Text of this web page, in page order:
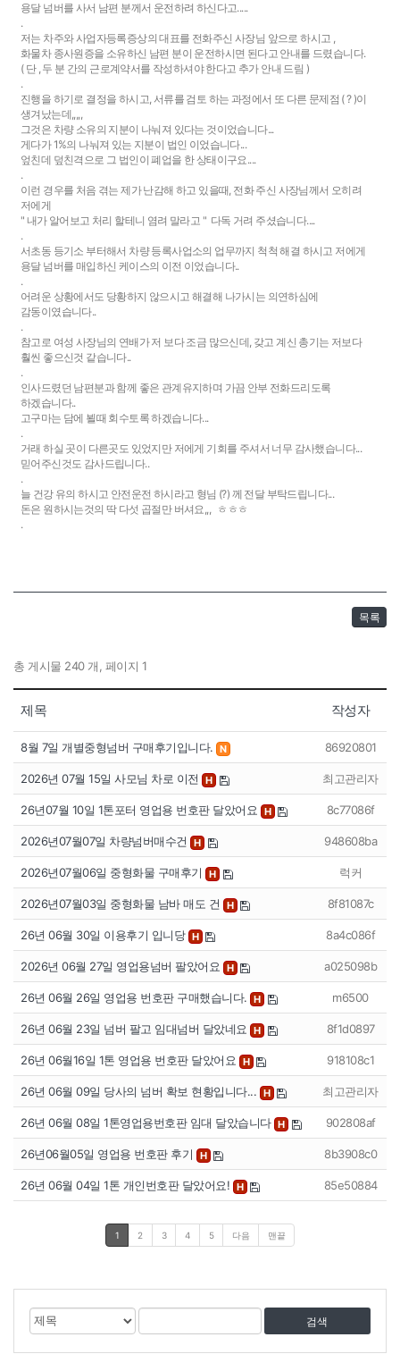
용달 넘버를 사서 남편 분께서 운전하려 하신다고.....
.
저는 차주와 사업자등록증상의 대표를 전화주신 사장님 앞으로 하시고 ,
화물차 종사원증을 소유하신 남편 분이 운전하시면 된다고 안내를 드렸습니다.
( 단 , 두 분 간의 근로계약서를 작성하셔야 한다고 추가 안내 드림 )
.
진행을 하기로 결정을 하시고, 서류를 검토 하는 과정에서 또 다른 문제점 ( ? )이
생겨났는데,,,,,
그것은 차량 소유의 지분이 나눠져 있다는 것이었습니다...
게다가 1%의 나눠져 있는 지분이 법인 이었습니다...
엎친데 덮친격으로 그 법인이 폐업을 한 상태이구요....
.
이런 경우를 처음 겪는 제가 난감해 하고 있을때, 전화 주신 사장님께서 오히려
저에게
" 내가 알어보고 처리 할테니 염려 말라고 " 다독 거려 주셨습니다....
.
서초동 등기소 부터해서 차량 등록사업소의 업무까지 척척 해결 하시고 저에게
용달 넘버를 매입하신 케이스의 이전 이었습니다..
.
어려운 상황에서도 당황하지 않으시고 해결해 나가시는 의연하심에
감동이였습니다..
.
참고로 여성 사장님의 연배가 저 보다 조금 많으신데, 갖고 계신 총기는 저보다
훨씬 좋으신것 같습니다..
.
인사드렸던 남편분과 함께 좋은 관계유지하며 가끔 안부 전화드리도록
하겠습니다..
고구마는 담에 뵐때 회수토록 하겠습니다...
.
거래 하실 곳이 다른곳도 있었지만 저에게 기회를 주셔서 너무 감사했습니다...
믿어주신것도 감사드립니다..
.
늘 건강 유의 하시고 안전운전 하시라고 형님 (?) 께 전달 부탁드립니다...
돈은 원하시는것의 딱 다섯 곱절만 버셔요,,, ㅎㅎㅎ
.
목록
총 게시물 240 개, 페이지 1
제목 작성자
8월 7일 개별중형넘버 구매후기입니다. N 86920801
2026년 07월 15일 사모님 차로 이전 H 최고관리자
26년07월 10일 1톤포터 영업용 번호판 달았어요 H 8c77086f
2026년07월07일 차량넘버매수건 H 948608ba
2026년07월06일 중형화물 구매후기 H 럭커
2026년07월03일 중형화물 남바 매도 건 H 8f81087c
26년 06월 30일 이용후기 입니당 H 8a4c086f
2026년 06월 27일 영업용넘버 팔았어요 H a025098b
26년 06월 26일 영업용 번호판 구매했습니다. H m6500
26년 06월 23일 넘버 팔고 임대넘버 달았네요 H 8f1d0897
26년 06월16일 1톤 영업용 번호판 달았어요 H 918108c1
26년 06월 09일 당사의 넘버 확보 현황입니다... H 최고관리자
26년 06월 08일 1톤영업용번호판 임대 달았습니다 H 902808af
26년06월05일 영업용 번호판 후기 H 8b3908c0
26년 06월 04일 1톤 개인번호판 달았어요! H 85e50884
1 2 3 4 5 다음 맨끝
게
물
검
색
대
검
어